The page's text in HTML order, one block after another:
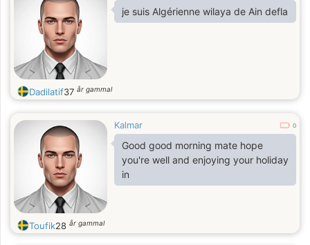
laugh with, and share life’s moments
with
je suis Algérienne wilaya de Ain defla
Dadilatif37 år gammal
Kalmar 0
Good good morning mate hope
you're well and enjoying your holiday
in
Toufik28 år gammal